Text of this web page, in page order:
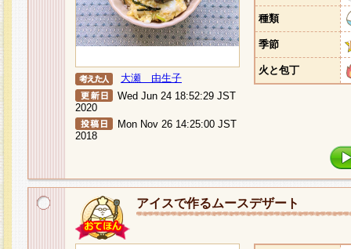
大瀬 由生子
Wed Jun 24 18:52:29 JST
2020
Mon Nov 26 14:25:00 JST
2018
種類
季節
火と包丁
アイスで作るムースデザート